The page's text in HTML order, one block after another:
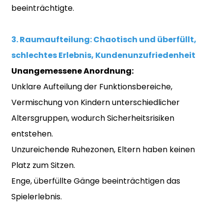
beeinträchtigte.
3. Raumaufteilung: Chaotisch und überfüllt,
schlechtes Erlebnis, Kundenunzufriedenheit
Unangemessene Anordnung:
Unklare Aufteilung der Funktionsbereiche,
Vermischung von Kindern unterschiedlicher
Altersgruppen, wodurch Sicherheitsrisiken
entstehen.
Unzureichende Ruhezonen, Eltern haben keinen
Platz zum Sitzen.
Enge, überfüllte Gänge beeinträchtigen das
Spielerlebnis.